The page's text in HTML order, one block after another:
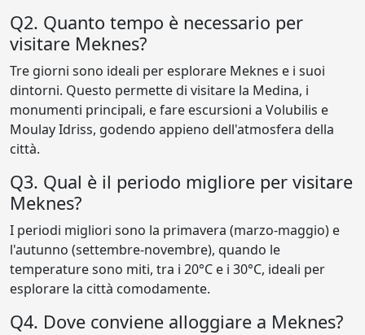
Q2. Quanto tempo è necessario per
visitare Meknes?
Tre giorni sono ideali per esplorare Meknes e i suoi
dintorni. Questo permette di visitare la Medina, i
monumenti principali, e fare escursioni a Volubilis e
Moulay Idriss, godendo appieno dell'atmosfera della
città.
Q3. Qual è il periodo migliore per visitare
Meknes?
I periodi migliori sono la primavera (marzo-maggio) e
l'autunno (settembre-novembre), quando le
temperature sono miti, tra i 20°C e i 30°C, ideali per
esplorare la città comodamente.
Q4. Dove conviene alloggiare a Meknes?